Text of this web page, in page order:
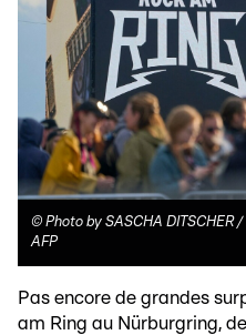
© Photo by SASCHA DITSCHER
AFP
Pas encore de grandes
am Ring au Nürburgring,